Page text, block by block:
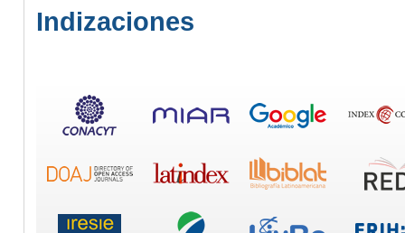
Indizaciones